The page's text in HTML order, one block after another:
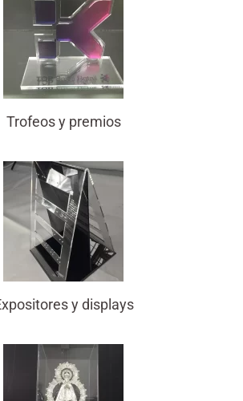
Trofeos y premios
y displays